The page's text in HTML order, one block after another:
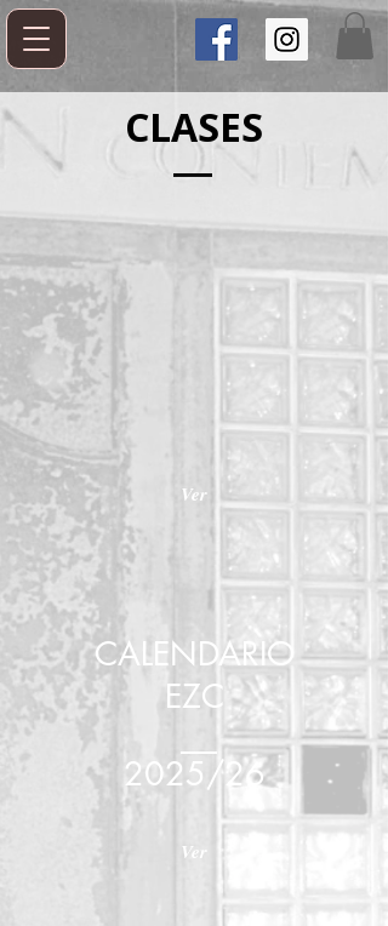
CLASES
Ver
CALENDARIO
EZC
2025/26
Ver